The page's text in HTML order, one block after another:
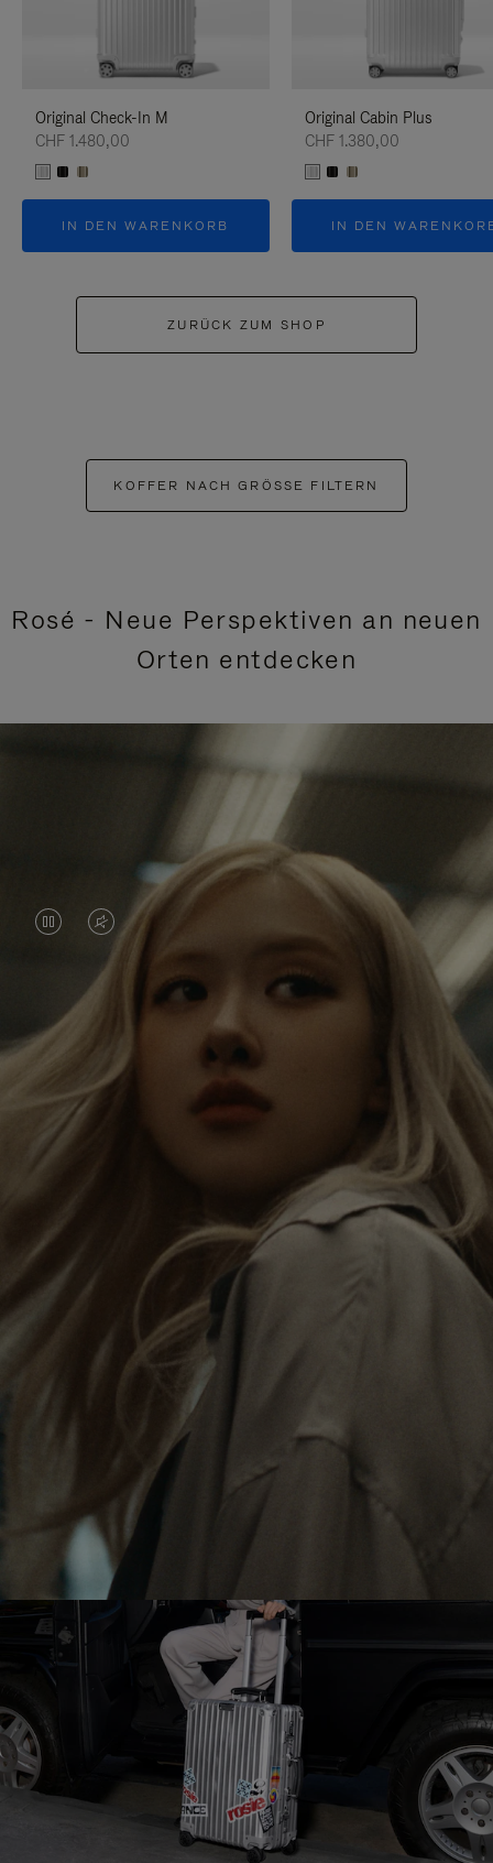
Original Check-In M
CHF 1.480,00
IN DEN WARENKORB
Original Cabin Plus
CHF 1.380,00
IN DEN
ZURÜCK ZUM SHOP
KOFFER NACH GRÖSSE FILTERN
Rosé - Neue Perspektiven an neuen
Orten entdecken
DAS
VIDEO
IST
ANGEHALTEN,
BITTE
DRÜCKEN
UM
ES
ABZUSPIELEN.
VIDEO
IST
STUMMGESCHALTET,
BITTE
KLICKEN
AUFHEBEN
DER
STUMMSCHALTUNG
Rosé erkundet die Welt non-stop, und mit jeder
Reise erhält sie neue Perspektiven, die einen
bleibenden Eindruck bei ihr hinterlassen. Mit jedem
neuen Ziel entdeckt sie die Welt und sich selber auf
Ihr RIMOWA Classic Cabin ist eine Erinnerung an
alle Geschichten, die sie gesammelt hat – jeder
Sticker, Kratzer und jede Delle ist ein Symbol für
ihren Weg.